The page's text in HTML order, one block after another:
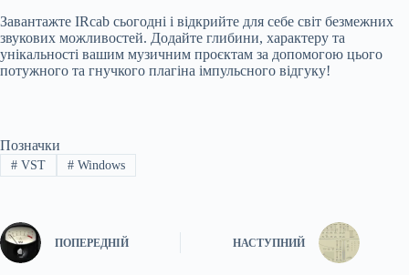
Завантажте IRcab сьогодні і відкрийте для себе світ безмежних
звукових можливостей. Додайте глибини, характеру та
унікальності вашим музичним проєктам за допомогою цього
потужного та гнучкого плагіна імпульсного відгуку!
Позначки
#VST #Windows
ПОПЕРЕДНІЙ НАСТУПНИЙ